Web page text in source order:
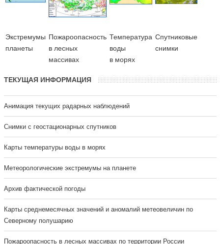
Экстремумы
планеты
Пожароопасность
в лесных
массивах
Температура
воды
в морях
Cпутниковые
снимки
ТЕКУЩАЯ ИНФОРМАЦИЯ
Анимация текущих радарных наблюдений
Cнимки с геостационарных спутников
Карты температуры воды в морях
Метеорологические экстремумы на планете
Архив фактической погоды
Карты среднемесячных значений и аномалий метеовеличин по
Северному полушарию
Пожароопасность в лесных массивах по территории России